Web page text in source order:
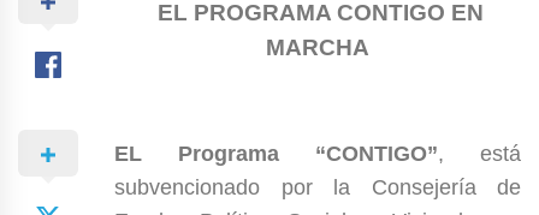
EL PROGRAMA CONTIGO EN
MARCHA
EL Programa “CONTIGO”, está
subvencionado por la Consejería de